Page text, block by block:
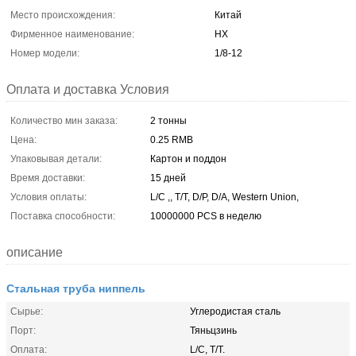
Место происхождения:
Китай
Фирменное наименование:
HX
Номер модели:
1/8-12
Оплата и доставка Условия
Количество мин заказа:
2 тонны
Цена:
0.25 RMB
Упаковывая детали:
Картон и поддон
Время доставки:
15 дней
Условия оплаты:
L/C ,, T/T, D/P, D/A, Western Union,
Поставка способности:
10000000 PCS в неделю
описание
Стальная труба ниппель
Сырье:
Углеродистая сталь
Порт:
Тяньцзинь
Оплата:
L/C, T/T.